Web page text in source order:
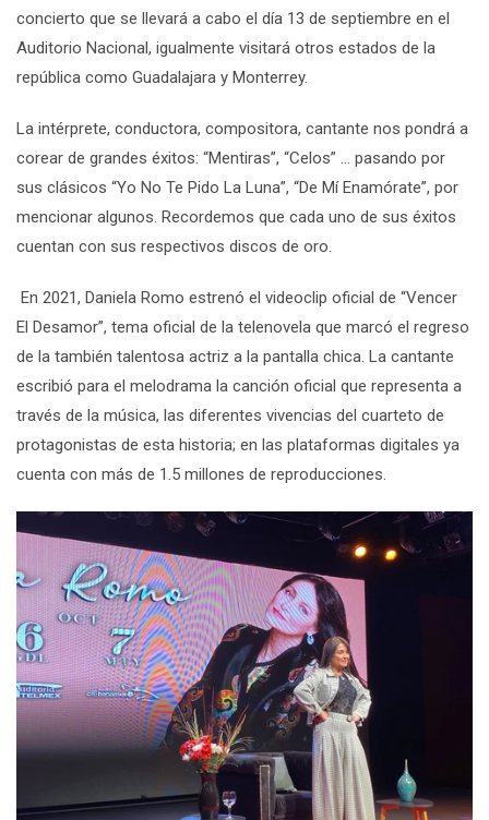
concierto que se llevará a cabo el día 13 de septiembre en el
Auditorio Nacional, igualmente visitará otros estados de la
república como Guadalajara y Monterrey.
La intérprete, conductora, compositora, cantante nos pondrá a
corear de grandes éxitos: “Mentiras”, “Celos” … pasando por
sus clásicos “Yo No Te Pido La Luna”, “De Mí Enamórate”, por
mencionar algunos. Recordemos que cada uno de sus éxitos
cuentan con sus respectivos discos de oro.
En 2021, Daniela Romo estrenó el videoclip oficial de “Vencer
El Desamor”, tema oficial de la telenovela que marcó el regreso
de la también talentosa actriz a la pantalla chica. La cantante
escribió para el melodrama la canción oficial que representa a
través de la música, las diferentes vivencias del cuarteto de
protagonistas de esta historia; en las plataformas digitales ya
cuenta con más de 1.5 millones de reproducciones.